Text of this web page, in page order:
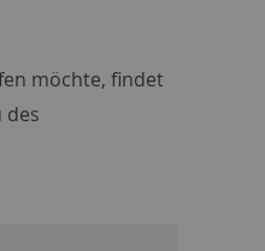
möchte, findet
des